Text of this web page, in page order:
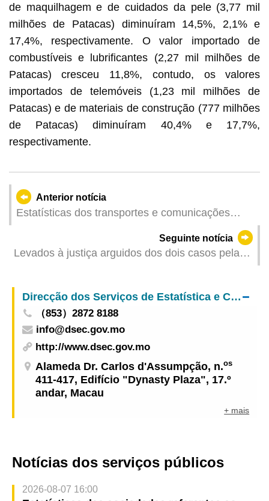
de maquilhagem e de cuidados da pele (3,77 mil
milhões de Patacas) diminuíram 14,5%, 2,1% e
17,4%, respectivamente. O valor importado de
combustíveis e lubrificantes (2,27 mil milhões de
Patacas) cresceu 11,8%, contudo, os valores
importados de telemóveis (1,23 mil milhões de
Patacas) e de materiais de construção (777 milhões
de Patacas) diminuíram 40,4% e 17,7%,
respectivamente.
Anterior notícia
Estatísticas dos transportes e comunicações
Seguinte notícia
Levados à justiça arguidos dos dois casos pela
Direcção dos Serviços de Estatística e Censos
（853）2872 8188
info@dsec.gov.mo
http://www.dsec.gov.mo
Alameda Dr. Carlos d'Assumpção, n.os
411-417, Edifício "Dynasty Plaza", 17.º
andar, Macau
+ mais
Notícias dos serviços públicos
2026-08-07 16:00